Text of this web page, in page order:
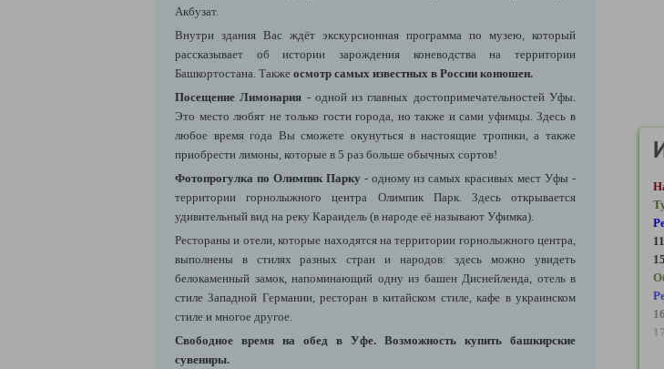
Акбузат.
Внутри здания Вас ждёт экскурсионная программа по музею, который
рассказывает об истории зарождения коневодства на территории
Башкортостана. Также осмотр самых известных в России конюшен.
Посещение Лимонария - одной из главных достопримечательностей Уфы.
Это место любят не только гости города, но также и сами уфимцы. Здесь в
любое время года Вы сможете окунуться в настоящие тропики, а также
приобрести лимоны, которые в 5 раз больше обычных сортов!
Фотопрогулка по Олимпик Парку - одному из самых красивых мест Уфы -
территории горнолыжного центра Олимпик Парк. Здесь открывается
удивительный вид на реку Караидель (в народе её называют Уфимка).
Рестораны и отели, которые находятся на территории горнолыжного центра,
выполнены в стилях разных стран и народов: здесь можно увидеть
белокаменный замок, напоминающий одну из башен Диснейленда, отель в
стиле Западной Германии, ресторан в китайском стиле, кафе в украинском
стиле и многое другое.
Свободное время на обед в Уфе. Возможность купить башкирские
сувениры.